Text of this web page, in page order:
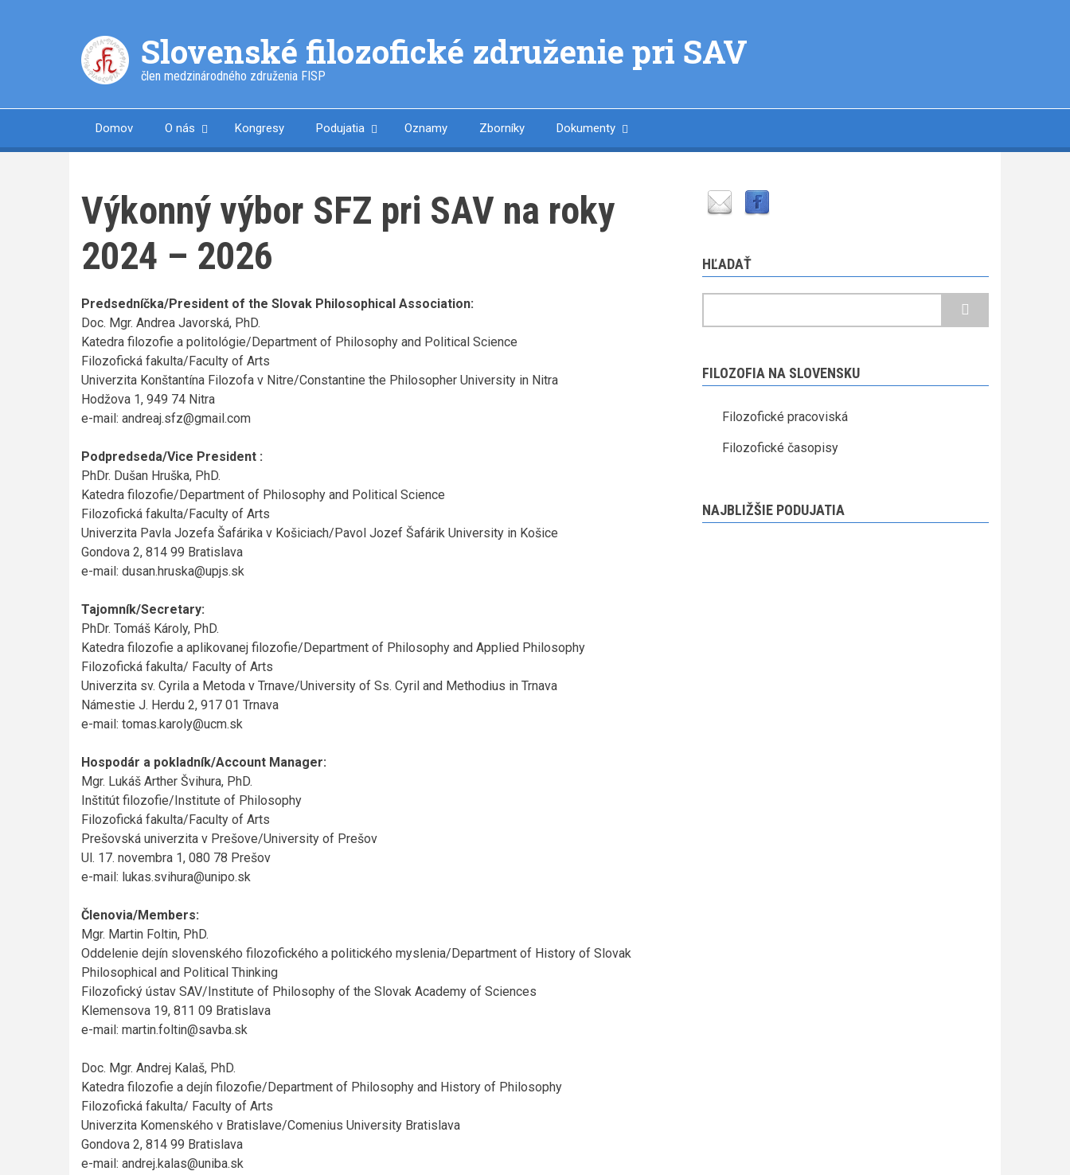
Slovenské filozofické združenie pri SAV
člen medzinárodného združenia FISP
Domov O nás Kongresy Podujatia Oznamy Zborníky Dokumenty
Výkonný výbor SFZ pri SAV na roky
2024 – 2026
Predsedníčka/President of the Slovak Philosophical Association:
Doc. Mgr. Andrea Javorská, PhD.
Katedra filozofie a politológie/Department of Philosophy and Political Science
Filozofická fakulta/Faculty of Arts
Univerzita Konštantína Filozofa v Nitre/Constantine the Philosopher University in Nitra
Hodžova 1, 949 74 Nitra
e-mail: andreaj.sfz@gmail.com
Podpredseda/Vice President :
PhDr. Dušan Hruška, PhD.
Katedra filozofie/Department of Philosophy and Political Science
Filozofická fakulta/Faculty of Arts
Univerzita Pavla Jozefa Šafárika v Košiciach/Pavol Jozef Šafárik University in Košice
Gondova 2, 814 99 Bratislava
e-mail: dusan.hruska@upjs.sk
Tajomník/Secretary:
PhDr. Tomáš Károly, PhD.
Katedra filozofie a aplikovanej filozofie/Department of Philosophy and Applied Philosophy
Filozofická fakulta/ Faculty of Arts
Univerzita sv. Cyrila a Metoda v Trnave/University of Ss. Cyril and Methodius in Trnava
Námestie J. Herdu 2, 917 01 Trnava
e-mail: tomas.karoly@ucm.sk
Hospodár a pokladník/Account Manager:
Mgr. Lukáš Arther Švihura, PhD.
Inštitút filozofie/Institute of Philosophy
Filozofická fakulta/Faculty of Arts
Prešovská univerzita v Prešove/University of Prešov
Ul. 17. novembra 1, 080 78 Prešov
e-mail: lukas.svihura@unipo.sk
Členovia/Members:
Mgr. Martin Foltin, PhD.
Oddelenie dejín slovenského filozofického a politického myslenia/Department of History of Slovak
Philosophical and Political Thinking
Filozofický ústav SAV/Institute of Philosophy of the Slovak Academy of Sciences
Klemensova 19, 811 09 Bratislava
e-mail: martin.foltin@savba.sk
Doc. Mgr. Andrej Kalaš, PhD.
Katedra filozofie a dejín filozofie/Department of Philosophy and History of Philosophy
Filozofická fakulta/ Faculty of Arts
Univerzita Komenského v Bratislave/Comenius University Bratislava
Gondova 2, 814 99 Bratislava
e-mail: andrej.kalas@uniba.sk
HĽADAŤ
FILOZOFIA NA SLOVENSKU
Filozofické pracoviská
Filozofické časopisy
NAJBLIŽŠIE PODUJATIA